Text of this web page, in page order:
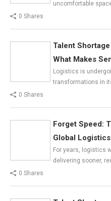
uncomfortable
0 Shares
Talent
What Makes
Logistics is
transformations in
0 Shares
Forget Speed:
Global
For years, logistics
delivering sooner,
0 Shares